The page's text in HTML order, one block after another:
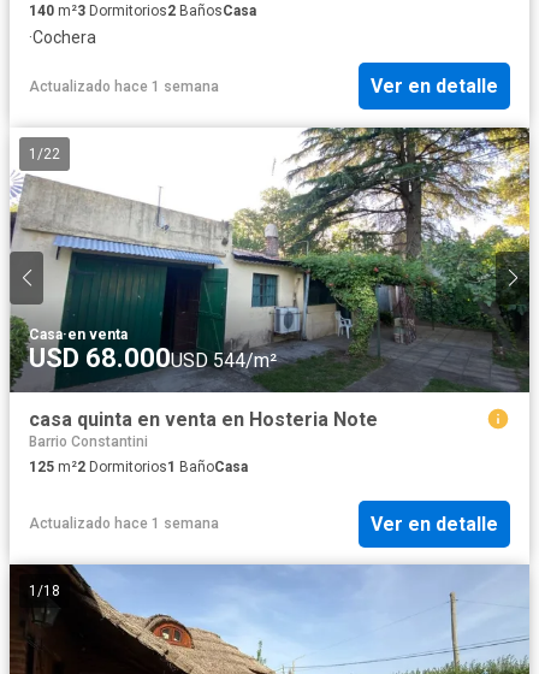
140 m²3 Dormitorios2 BañosCasa
·Cochera
Actualizado hace 1 semana Ver en detalle
1 /22
Casa·en venta
USD 68.000USD 544/m²
casa quinta en venta en Hosteria Note
Barrio Constantini
125 m²2 Dormitorios1 BañoCasa
Actualizado hace 1 semana Ver en detalle
1 /18